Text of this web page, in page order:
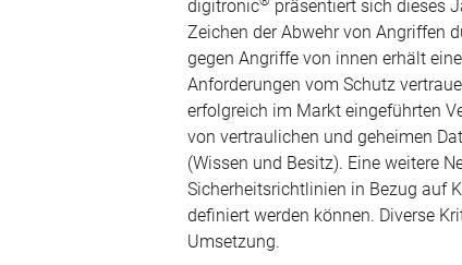
digitronic
präsentiert sich dieses
Zeichen der Abwehr von Angriffen
gegen Angriffe von innen erhält
Anforderungen vom Schutz
erfolgreich im Markt eingeführten
von vertraulichen und geheimen
(Wissen und Besitz). Eine weitere
Sicherheitsrichtlinien in Bezug auf
definiert werden können. Diverse
Umsetzung.